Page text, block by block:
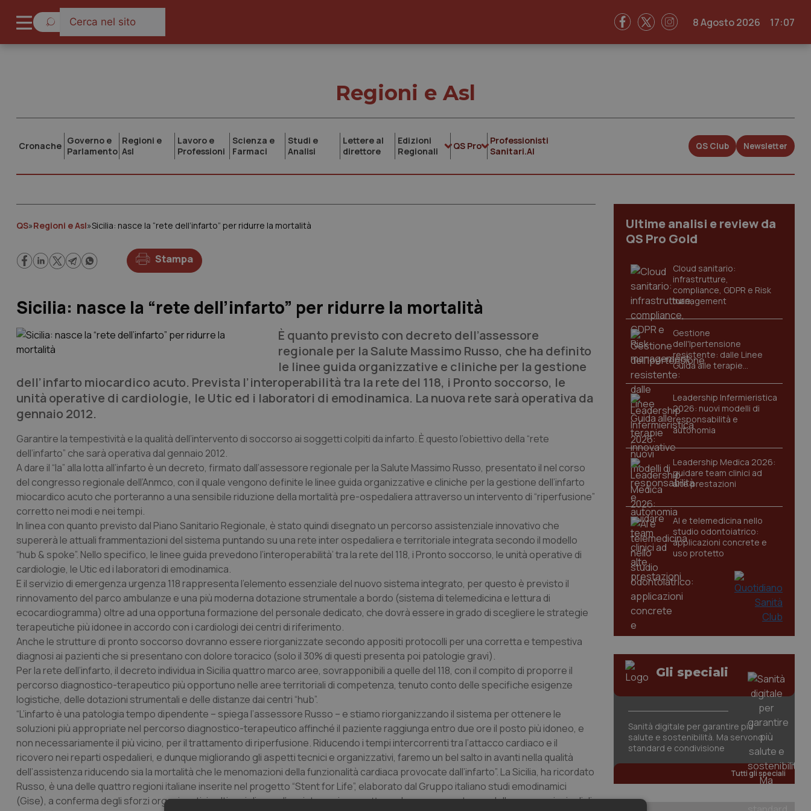
8 Agosto 2026 17:07
Regioni e Asl
Cronache Governo e
Parlamento
Regioni e
Asl
Lavoro e
Professioni
Scienza e
Farmaci
Studi e
Analisi
Lettere al
direttore
Edizioni
Regionali
QS Pro
Professionisti
Sanitari.AI
QS Club Newsletter
QS»Regioni e Asl»Sicilia: nasce la “rete dell’infarto” per ridurre la mortalità
Stampa
Sicilia: nasce la “rete dell’infarto” per ridurre la mortalità
È quanto previsto con decreto dell’assessore
regionale per la Salute Massimo Russo, che ha definito
le linee guida organizzative e cliniche per la gestione
dell’infarto miocardico acuto. Prevista l’interoperabilità tra la rete del 118, i Pronto soccorso, le
unità operative di cardiologie, le Utic ed i laboratori di emodinamica. La nuova rete sarà operativa da
gennaio 2012.
Garantire la tempestività e la qualità dell’intervento di soccorso ai soggetti colpiti da infarto. È questo l’obiettivo della “rete
dell’infarto” che sarà operativa dal gennaio 2012.
A dare il “la” alla lotta all’infarto è un decreto, firmato dall’assessore regionale per la Salute Massimo Russo, presentato il nel corso
del congresso regionale dell’Anmco, con il quale vengono definite le linee guida organizzative e cliniche per la gestione dell’infarto
miocardico acuto che porteranno a una sensibile riduzione della mortalità pre-ospedaliera attraverso un intervento di “riperfusione”
corretto nei modi e nei tempi.
In linea con quanto previsto dal Piano Sanitario Regionale, è stato quindi disegnato un percorso assistenziale innovativo che
supererà le attuali frammentazioni del sistema puntando su una rete inter ospedaliera e territoriale integrata secondo il modello
“hub & spoke”. Nello specifico, le linee guida prevedono l’interoperabilità’ tra la rete del 118, i Pronto soccorso, le unità operative di
cardiologie, le Utic ed i laboratori di emodinamica.
E il servizio di emergenza urgenza 118 rappresenta l’elemento essenziale del nuovo sistema integrato, per questo è previsto il
rinnovamento del parco ambulanze e una più moderna dotazione strumentale a bordo (sistema di telemedicina e lettura di
ecocardiogramma) oltre ad una opportuna formazione del personale dedicato, che dovrà essere in grado di scegliere le strategie
terapeutiche più idonee in accordo con i cardiologi dei centri di riferimento.
Anche le strutture di pronto soccorso dovranno essere riorganizzate secondo appositi protocolli per una corretta e tempestiva
diagnosi ai pazienti che si presentano con dolore toracico (solo il 30% di questi presenta poi patologie gravi).
Per la rete dell’infarto, il decreto individua in Sicilia quattro marco aree, sovrapponibili a quelle del 118, con il compito di proporre il
percorso diagnostico-terapeutico più opportuno nelle aree territoriali di competenza, tenuto conto delle specifiche esigenze
logistiche, delle dotazioni strumentali e delle distanze dai centri “hub”.
“L’infarto è una patologia tempo dipendente – spiega l’assessore Russo – e stiamo riorganizzando il sistema per ottenere le
soluzioni più appropriate nel percorso diagnostico-terapeutico affinché il paziente raggiunga entro due ore il posto più idoneo, e
non necessariamente il più vicino, per il trattamento di riperfusione. Riducendo i tempi intercorrenti tra l’attacco cardiaco e il
ricovero nei reparti ospedalieri, e dunque migliorando gli aspetti tecnici e organizzativi, faremo un bel salto in avanti nella qualità
dell’assistenza riducendo sia la mortalità che le menomazioni della funzionalità cardiaca provocate dall’infarto”. La Sicilia, ha ricordato
Russo, è una delle quattro regioni italiane inserite nel progetto “Stent for Life”, elaborato dal Gruppo italiano studi emodinamici
(Gise), a conferma degli sforzi organizzativi volti a migliorare l’assistenza in un settore che rappresenta una delle cause principali di
Ultime analisi e review da
QS Pro Gold
Cloud sanitario:
infrastrutture,
compliance, GDPR e Risk
management
Gestione
dell'Ipertensione
resistente: dalle Linee
Guida alle terapie
innovative
Leadership Infermieristica
2026: nuovi modelli di
responsabilità e
autonomia
Leadership Medica 2026:
guidare team clinici ad
alte prestazioni
AI e telemedicina nello
studio odontoiatrico:
applicazioni concrete e
uso protetto
Gli speciali
Sanità digitale per garantire più
salute e sostenibilità. Ma servono
standard e condivisione
Tutti gli speciali